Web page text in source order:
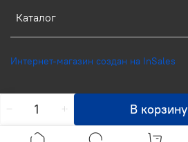
В корзину
Каталог
Интернет-магазин создан на InSales